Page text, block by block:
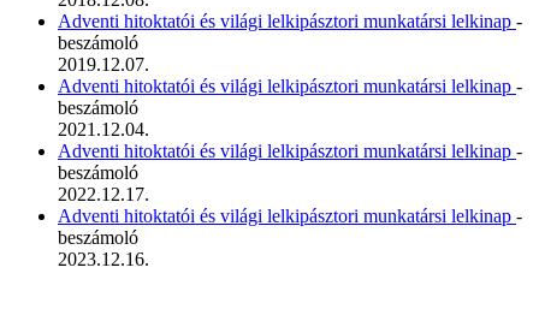
Adventi hitoktatói és világi lelkipásztori munkatársi lelkinap -
beszámoló
2019.12.07.
Adventi hitoktatói és világi lelkipásztori munkatársi lelkinap -
beszámoló
2021.12.04.
Adventi hitoktatói és világi lelkipásztori munkatársi lelkinap -
beszámoló
2022.12.17.
Adventi hitoktatói és világi lelkipásztori munkatársi lelkinap -
beszámoló
2023.12.16.